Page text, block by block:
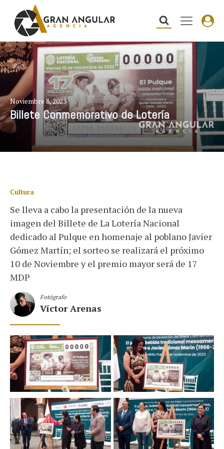
Noviembre 8, 2023
Billete Conmemorativo de Lotería
Cultura
Se lleva a cabo la presentación de la nueva
imagen del Billete de La Lotería Nacional
dedicado al Pulque en homenaje al poblano Javier
Gómez Martín; el sorteo se realizará el próximo
10 de Noviembre y el premio mayor será de 17
MDP
Fotógrafo
Víctor Arenas